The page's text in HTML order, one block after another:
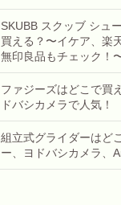
SKUBB スクッブ シュ
買える？〜イケア、楽
無印良品もチェック！
ファジーズはどこで買
ドバシカメラで人気！
組立式グライダーはど
ー、ヨドバシカメラ、